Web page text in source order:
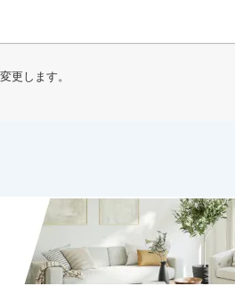
更します。